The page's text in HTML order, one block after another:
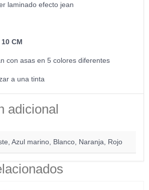
laminado efecto jean
CM
con asas en 5 colores diferentes
a una tinta
adicional
Azul marino, Blanco, Naranja, Rojo